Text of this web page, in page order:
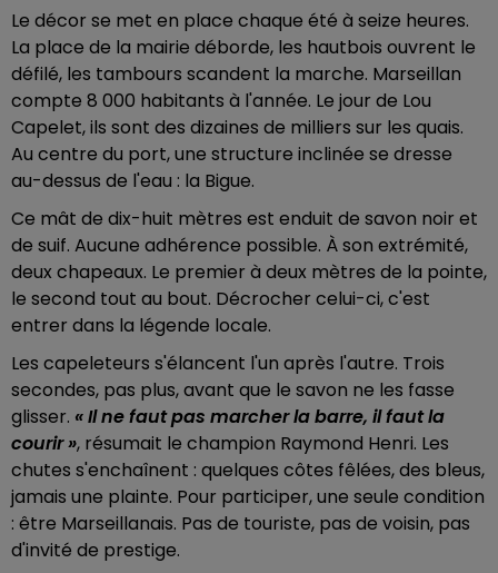
Le décor se met en place chaque été à seize heures.
La place de la mairie déborde, les hautbois ouvrent le
défilé, les tambours scandent la marche. Marseillan
compte 8 000 habitants à l'année. Le jour de Lou
Capelet, ils sont des dizaines de milliers sur les quais.
Au centre du port, une structure inclinée se dresse
au-dessus de l'eau : la Bigue.
Ce mât de dix-huit mètres est enduit de savon noir et
de suif. Aucune adhérence possible. À son extrémité,
deux chapeaux. Le premier à deux mètres de la pointe,
le second tout au bout. Décrocher celui-ci, c'est
entrer dans la légende locale.
Les capeleteurs s'élancent l'un après l'autre. Trois
secondes, pas plus, avant que le savon ne les fasse
glisser. « Il ne faut pas marcher la barre, il faut la
courir », résumait le champion Raymond Henri. Les
chutes s'enchaînent : quelques côtes fêlées, des bleus,
jamais une plainte. Pour participer, une seule condition
: être Marseillanais. Pas de touriste, pas de voisin, pas
d'invité de prestige.